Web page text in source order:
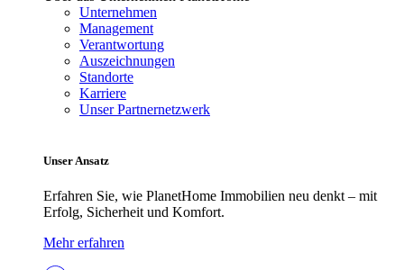
Unternehmen
Management
Verantwortung
Auszeichnungen
Standorte
Karriere
Unser Partnernetzwerk
Unser Ansatz
Erfahren Sie, wie PlanetHome Immobilien neu denkt – mit
Erfolg, Sicherheit und Komfort.
Mehr erfahren